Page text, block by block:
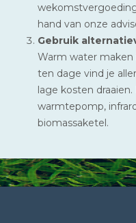
hand van onze
Gebruik
Warm water maken
ten dage vind je
lage kosten
warmtepomp,
biomassaketel.